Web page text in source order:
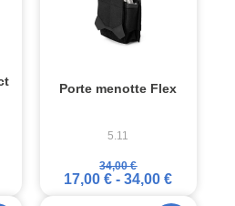
Porte menotte Flex
5.11
34,00 €
17,00 € -34,00 €